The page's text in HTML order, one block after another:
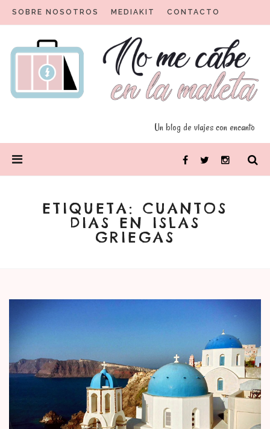
SOBRE NOSOTROS MEDIAKIT CONTACTO
Un blog de viajes con encanto
No me cabe en la maleta
Un blog para viajeros con encanto
FacebookTwitter Instagram
ETIQUETA: CUANTOS
DIAS EN ISLAS
GRIEGAS